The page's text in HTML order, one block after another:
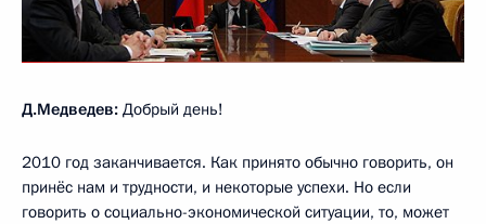
Д.Медведев: Добрый день!
2010 год заканчивается. Как принято обычно говорить, он
принёс нам и трудности, и некоторые успехи. Но если
говорить о социально-экономической ситуации, то, может